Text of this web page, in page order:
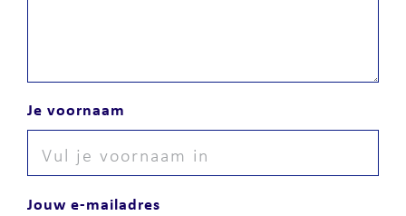
Je voornaam
Jouw e-mailadres